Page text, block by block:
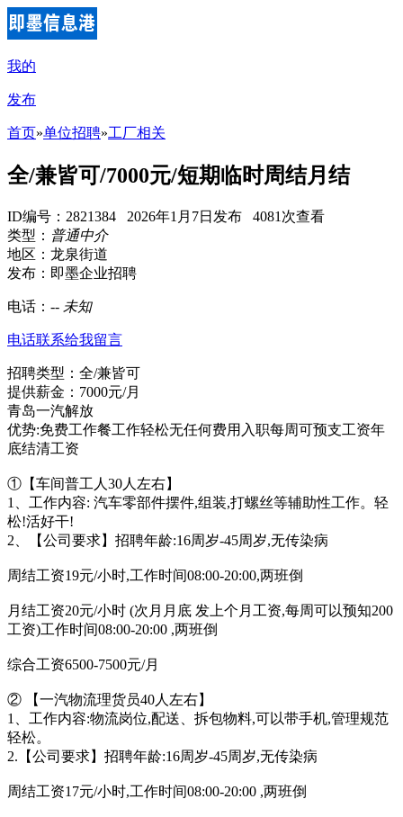
我的
发布
首页»单位招聘»工厂相关
全/兼皆可/7000元/短期临时周结月结
ID编号：2821384 2026年1月7日发布 4081次查看
类型： 普通中介
地区：龙泉街道
发布：即墨企业招聘
电话： -- 未知
电话联系给我留言
招聘类型：全/兼皆可
提供薪金：7000元/月
青岛一汽解放
优势:免费工作餐工作轻松无任何费用入职每周可预支工资年
底结清工资
①【车间普工人30人左右】
1、工作内容: 汽车零部件摆件,组装,打螺丝等辅助性工作。轻
松!活好干!
2、【公司要求】招聘年龄:16周岁-45周岁,无传染病
周结工资19元/小时,工作时间08:00-20:00,两班倒
月结工资20元/小时 (次月月底 发上个月工资,每周可以预知200
工资)工作时间08:00-20:00 ,两班倒
综合工资6500-7500元/月
② 【一汽物流理货员40人左右】
1、工作内容:物流岗位,配送、拆包物料,可以带手机,管理规范
轻松。
2.【公司要求】招聘年龄:16周岁-45周岁,无传染病
周结工资17元/小时,工作时间08:00-20:00 ,两班倒